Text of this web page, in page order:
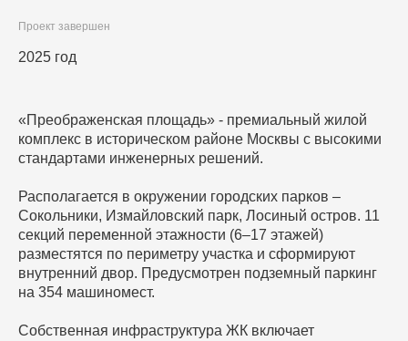
2025 год
Проект завершен
«Преображенская площадь» - премиальный жилой
комплекс в историческом районе Москвы с высокими
стандартами инженерных решений.
Располагается в окружении городских парков –
Сокольники, Измайловский парк, Лосиный остров. 11
секций переменной этажности (6–17 этажей)
разместятся по периметру участка и сформируют
внутренний двор. Предусмотрен подземный паркинг
на 354 машиномест.
Собственная инфраструктура ЖК включает